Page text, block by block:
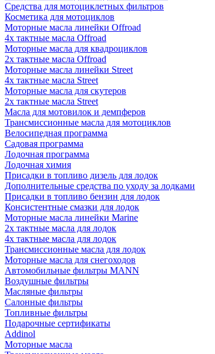
Средства для мотоциклетных фильтров
Косметика для мотоциклов
Моторные масла линейки Offroad
4х тактные масла Offroad
Моторные масла для квадроциклов
2х тактные масла Offroad
Моторные масла линейки Street
4х тактные масла Street
Моторные масла для скутеров
2х тактные масла Street
Масла для мотовилок и демпферов
Трансмиссионные масла для мотоциклов
Велосипедная программа
Садовая программа
Лодочная программа
Лодочная химия
Присадки в топливо дизель для лодок
Дополнительные средства по уходу за лодками
Присадки в топливо бензин для лодок
Консистентные смазки для лодок
Моторные масла линейки Marine
2х тактные масла для лодок
4х тактные масла для лодок
Трансмиссионные масла для лодок
Моторные масла для снегоходов
Автомобильные фильтры MANN
Воздушные фильтры
Масляные фильтры
Салонные фильтры
Топливные фильтры
Подарочные сертификаты
Addinol
Моторные масла